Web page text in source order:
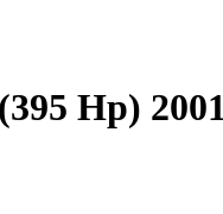
Hp)